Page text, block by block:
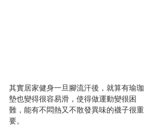
其實居家健身一旦腳流汗後，就算有瑜珈
墊也變得很容易滑，使得做運動變很困
難，能有不悶熱又不散發異味的襪子很重
要。